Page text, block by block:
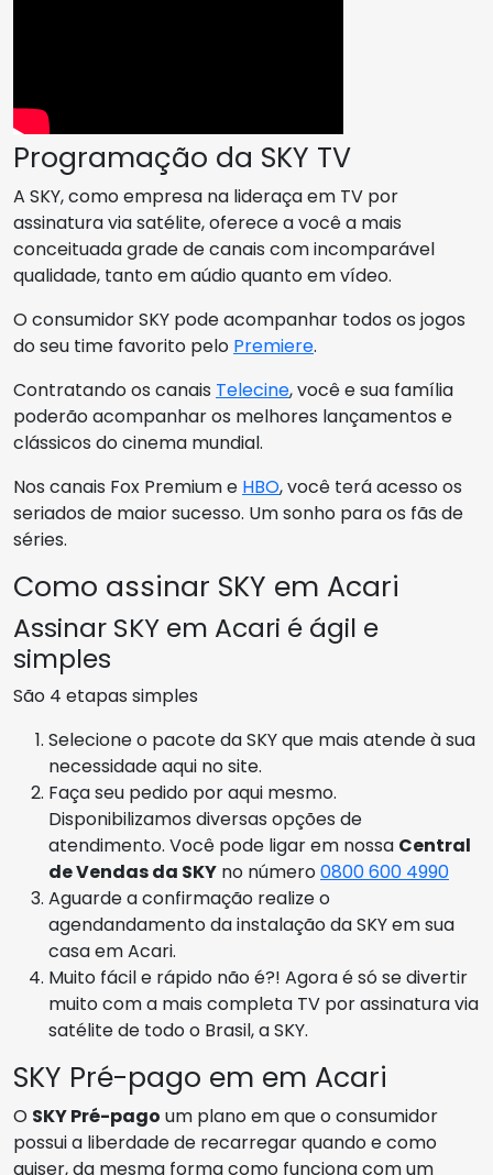
Programação da SKY TV
A SKY, como empresa na lideraça em TV por
assinatura via satélite, oferece a você a mais
conceituada grade de canais com incomparável
qualidade, tanto em aúdio quanto em vídeo.
O consumidor SKY pode acompanhar todos os jogos
do seu time favorito pelo Premiere.
Contratando os canais Telecine, você e sua família
poderão acompanhar os melhores lançamentos e
clássicos do cinema mundial.
Nos canais Fox Premium e HBO, você terá acesso os
seriados de maior sucesso. Um sonho para os fãs de
séries.
Como assinar SKY em Acari
Assinar SKY em Acari é ágil e
simples
São 4 etapas simples
Selecione o pacote da SKY que mais atende à sua
necessidade aqui no site.
Faça seu pedido por aqui mesmo.
Disponibilizamos diversas opções de
atendimento. Você pode ligar em nossa Central
de Vendas da SKY no número0800 600 4990
Aguarde a confirmação realize o
agendandamento da instalação da SKY em sua
casa em Acari.
Muito fácil e rápido não é?! Agora é só se divertir
muito com a mais completa TV por assinatura via
satélite de todo o Brasil, a SKY.
SKY Pré-pago em em Acari
O SKY Pré-pago um plano em que o consumidor
possui a liberdade de recarregar quando e como
quiser, da mesma forma como funciona com um